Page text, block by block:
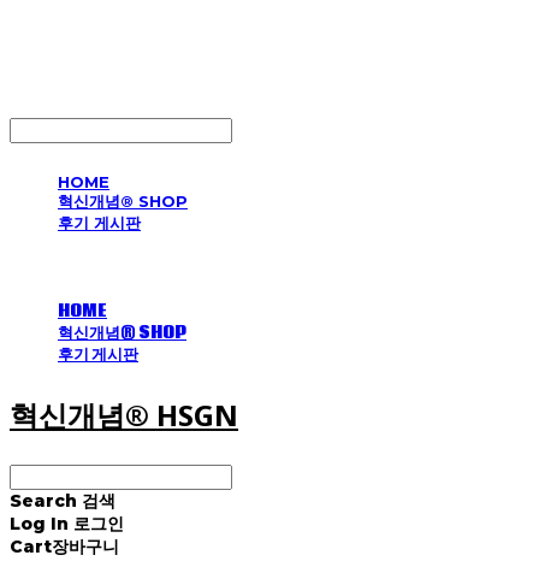
HOME
혁신개념® SHOP
후기 게시판
HOME
혁신개념® SHOP
후기 게시판
혁신개념® HSGN
Search 검색
Log In 로그인
Cart장바구니